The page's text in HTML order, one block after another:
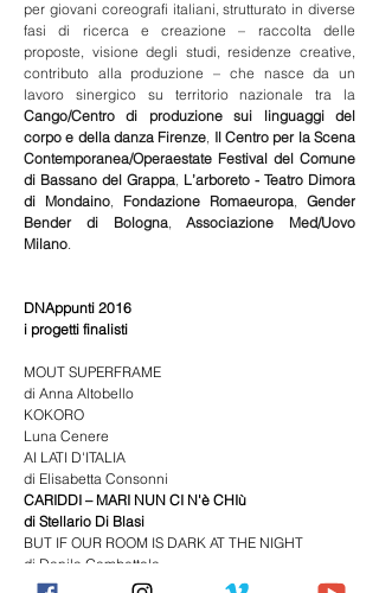
per giovani coreografi italiani, strutturato in diverse
fasi di ricerca e creazione – raccolta delle
proposte, visione degli studi, residenze creative,
contributo alla produzione – che nasce da un
Cango/Centro di produzione sui linguaggi del
corpo e della danza Firenze, Il Centro per la Scena
Contemporanea/Operaestate Festival del Comune
di Bassano del Grappa, L’arboreto - Teatro Dimora
di Mondaino, Fondazione Romaeuropa, Gender
Bender di Bologna, Associazione Med/Uovo
Milano.
DNAppunti 2016
i progetti finalisti
MOUT SUPERFRAME
di Anna Altobello
KOKORO
Luna Cenere
AI LATI D'ITALIA
di Elisabetta Consonni
CARIDDI – MARI NUN CI N'è CHIù
di Stellario Di Blasi
BUT IF OUR ROOM IS DARK AT THE NIGHT
di Danila Gambettola
TRATTATO SEMISERIO DI OCULISTICA